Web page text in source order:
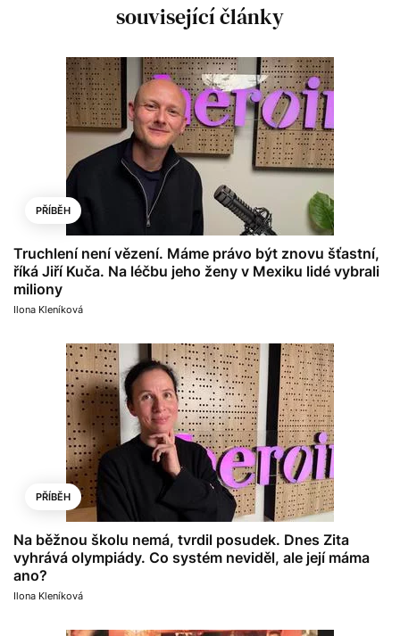
související články
PŘÍBĚH
Truchlení není vězení. Máme právo být znovu šťastní,
říká Jiří Kuča. Na léčbu jeho ženy v Mexiku lidé vybrali
miliony
Ilona Kleníková
PŘÍBĚH
Na běžnou školu nemá, tvrdil posudek. Dnes Zita
vyhrává olympiády. Co systém neviděl, ale její máma
ano?
Ilona Kleníková